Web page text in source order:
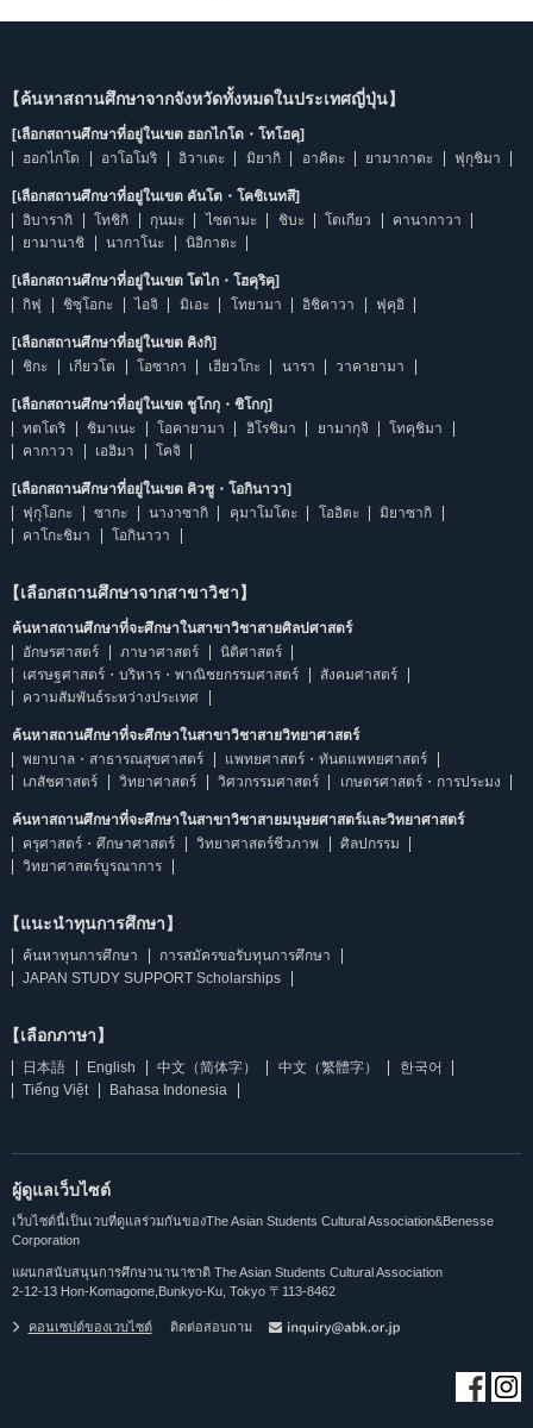
【ค้นหาสถานศึกษาจากจังหวัดทั้งหมดในประเทศญี่ปุ่น】
[เลือกสถานศึกษาที่อยู่ในเขต ฮอกไกโด・โทโฮคุ]
ฮอกไกโด
อาโอโมริ อิวาเตะ มิยากิ อาคิตะ ยามากาตะ ฟุกุชิมา
[เลือกสถานศึกษาที่อยู่ในเขต คันโต・โคชิเนทสึ]
อิบารากิ
โทชิกิ กุนมะ ไซตามะ ชิบะ โตเกียว
คานากาวา
ยามานาชิ
นากาโนะ นิอิกาตะ
[เลือกสถานศึกษาที่อยู่ในเขต โตไก・โฮคุริคุ]
กิฟุ
ชิซุโอกะ ไอจิ มิเอะ โทยามา อิชิคาวา ฟุคุอิ
[เลือกสถานศึกษาที่อยู่ในเขต คิงกิ]
ชิกะ
เกียวโต โอซากา เฮียวโกะ นารา วาคายามา
[เลือกสถานศึกษาที่อยู่ในเขต ชูโกกุ・ชิโกกุ]
ทตโตริ
ชิมาเนะ โอคายามา ฮิโรชิมา ยามากุจิ
โทคุชิมา
คากาวา
เอฮิมา โคจิ
[เลือกสถานศึกษาที่อยู่ในเขต คิวชู・โอกินาวา]
ฟุกุโอกะ
ซากะ นางาซากิ คุมาโมโตะ โออิตะ
มิยาซากิ
คาโกะชิมา
โอกินาวา
【เลือกสถานศึกษาจากสาขาวิชา】
ค้นหาสถานศึกษาที่จะศึกษาในสาขาวิชาสายศิลปศาสตร์
อักษรศาสตร์
ภาษาศาสตร์
นิติศาสตร์
เศรษฐศาสตร์・บริหาร・พาณิชยกรรมศาสตร์
สังคมศาสตร์
ความสัมพันธ์ระหว่างประเทศ
ค้นหาสถานศึกษาที่จะศึกษาในสาขาวิชาสายวิทยาศาสตร์
พยาบาล・สาธารณสุขศาสตร์
แพทยศาสตร์・ทันตแพทยศาสตร์
เภสัชศาสตร์
วิทยาศาสตร์ วิศวกรรมศาสตร์ เกษตรศาสตร์・การประมง
ค้นหาสถานศึกษาที่จะศึกษาในสาขาวิชาสายมนุษยศาสตร์และวิทยาศาสตร์
ครุศาสตร์・ศึกษาศาสตร์
วิทยาศาสตร์ชีวภาพ
ศิลปกรรม
วิทยาศาสตร์บูรณาการ
【แนะนำทุนการศึกษา】
ค้นหาทุนการศึกษา
การสมัครขอรับทุนการศึกษา
JAPAN STUDY SUPPORT Scholarships
【เลือกภาษา】
日本語 English 中文（简体字） 中文（繁體字）
한국어
Tiếng Việt
Bahasa Indonesia
ผู้ดูแลเว็บไซต์
เว็บไซต์นี้เป็นเวบที่ดูแลร่วมกันของThe Asian Students Cultural Association&Benesse
Corporation
แผนกสนับสนุนการศึกษานานาชาติ The Asian Students Cultural Association
2-12-13 Hon-Komagome,Bunkyo-Ku, Tokyo 〒113-8462
คอนเซปต์ของเวบไซต์ ติดต่อสอบถาม